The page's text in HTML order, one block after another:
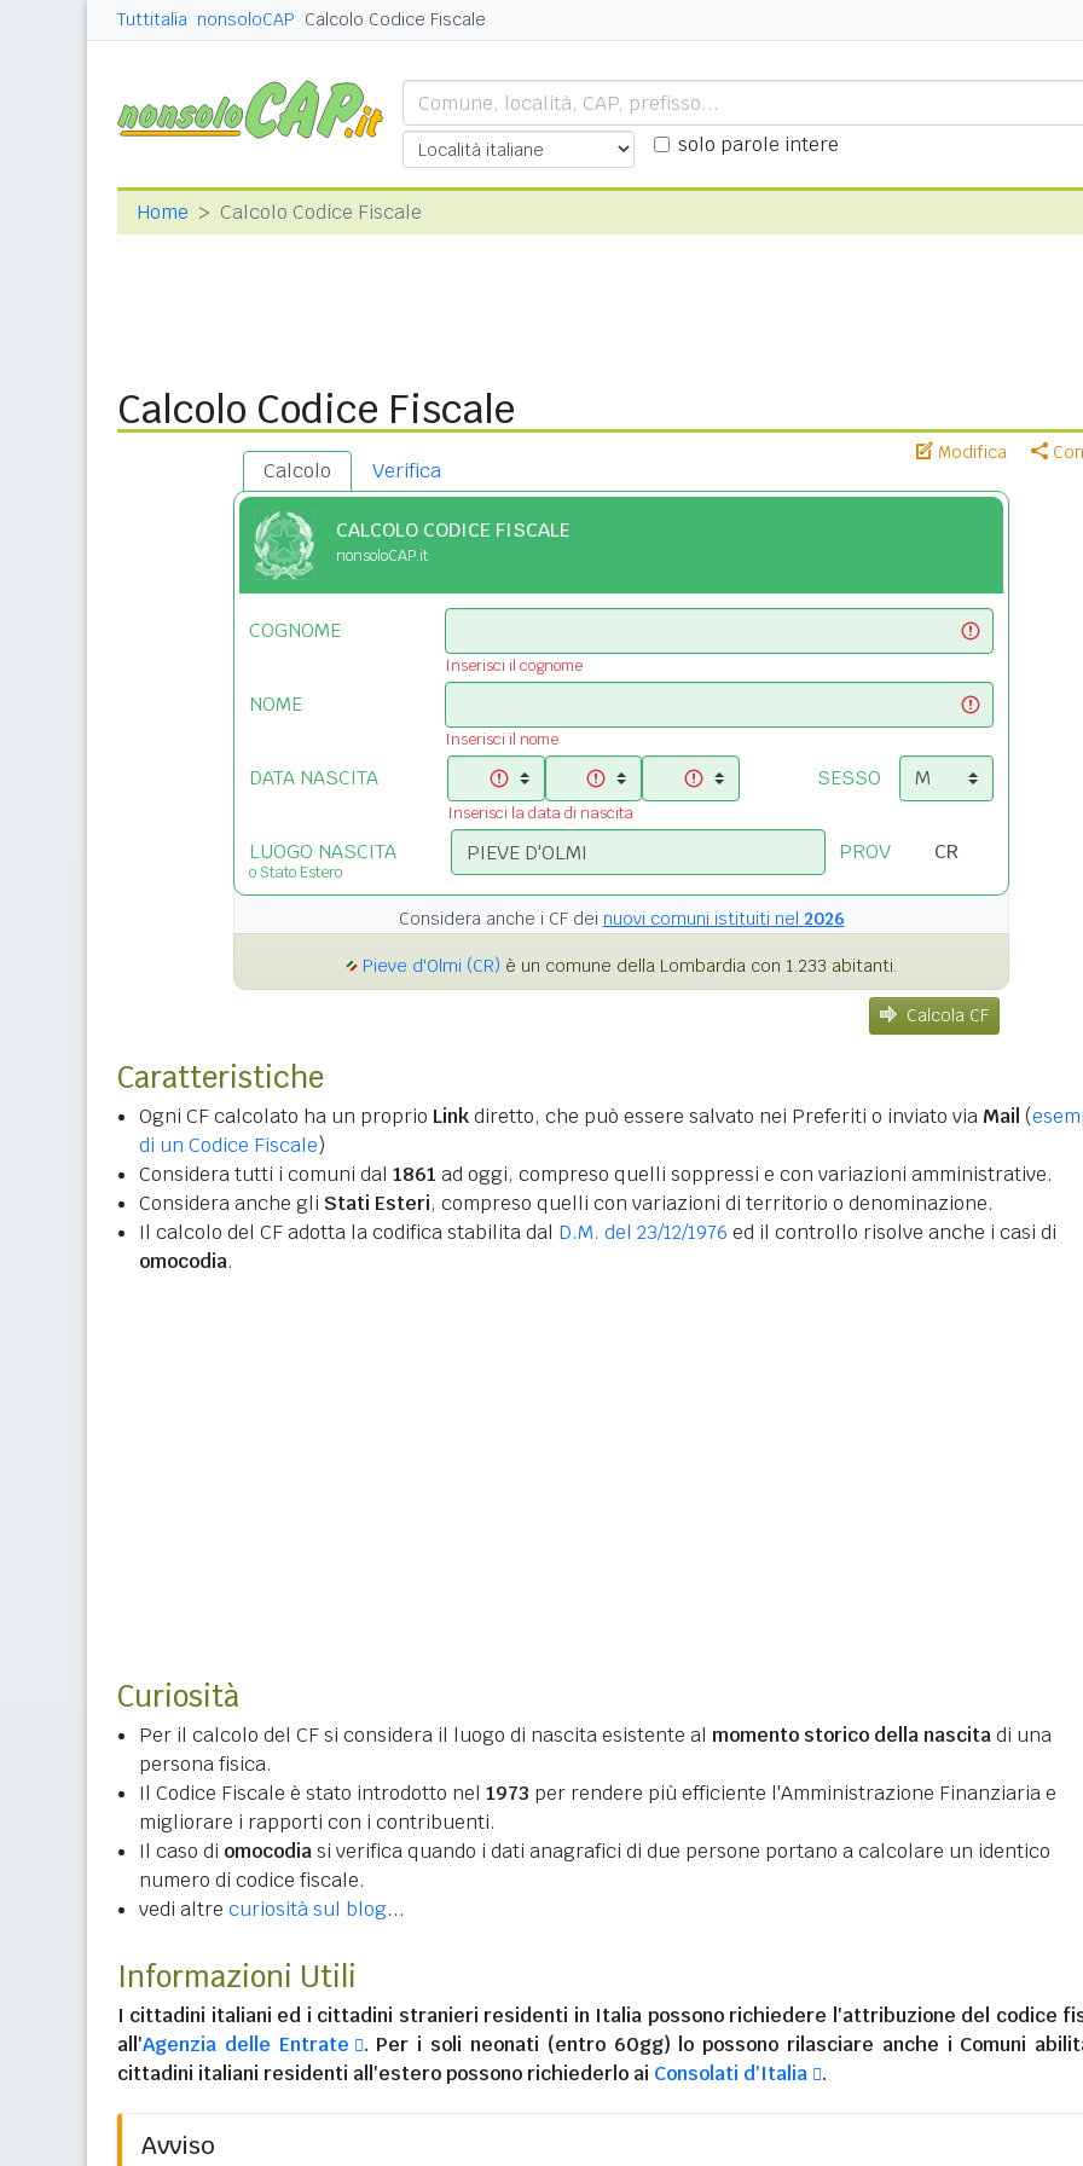
Tuttitalia nonsoloCAP Calcolo Codice Fiscale
solo parole intere
Home Calcolo Codice Fiscale
Calcolo Codice Fiscale
Modifica
Calcolo Verifica
CALCOLO CODICE FISCALE
nonsoloCAP.it
COGNOME
Inserisci il cognome
NOME
Inserisci il nome
DATA NASCITA
Inserisci la data di nascita
SESSO
LUOGO NASCITA
o Stato Estero
PROV
Considera anche i CF dei nuovi comuni istituiti nel 2026
Pieve d'Olmi (CR) è un comune della Lombardia con 1.233 abitanti.
Calcola CF
Caratteristiche
Ogni CF calcolato ha un proprio Linkdiretto, che può essere salvato nei Preferiti o inviato via Mail (
di un Codice Fiscale)
Considera tutti i comuni dal 1861 ad oggi, compreso quelli soppressi e con variazioni amministrative.
Considera anche gli Stati Esteri, compreso quelli con variazioni di territorio o denominazione.
Il calcolo del CF adotta la codifica stabilita dal D.M. del 23/12/1976 ed il controllo risolve anche i casi di
omocodia.
Curiosità
Per il calcolo del CF si considera il luogo di nascita esistente al momento storico della nascitadi una
persona fisica.
Il Codice Fiscale è stato introdotto nel 1973 per rendere più efficiente l'Amministrazione Finanziaria e
migliorare i rapporti con i contribuenti.
Il caso di omocodiasi verifica quando i dati anagrafici di due persone portano a calcolare un identico
numero di codice fiscale.
vedi altre curiosità sul blog...
Informazioni Utili
I cittadini italiani ed i cittadini stranieri residenti in Italia possono richiedere l'attribuzione del codice
all'Agenzia delle Entrate
. Per i soli neonati (entro 60gg) lo possono rilasciare anche i Comuni
cittadini italiani residenti all'esteropossono richiederlo ai Consolati d'Italia .
Avviso